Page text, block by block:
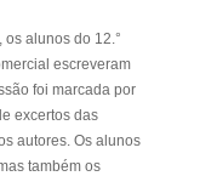
alunos do 12.°
escreveram
foi marcada por
excertos das
autores. Os alunos
também os